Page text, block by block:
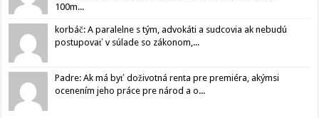
100m...
korbáč: A paralelne s tým, advokáti a sudcovia ak nebudú
postupovať v súlade so zákonom,...
Padre: Ak má byť doživotná renta pre premiéra, akýmsi
ocenením jeho práce pre národ a o...